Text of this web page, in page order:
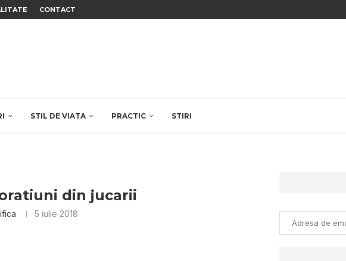
CONTACT
STIL DE VIATA PRACTIC STIRI
din jucarii
5 iulie 2018